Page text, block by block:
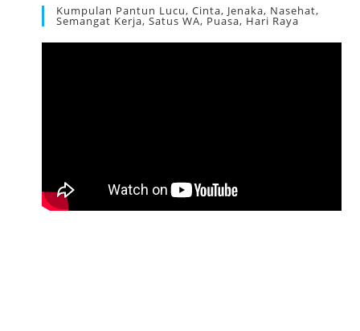
Kumpulan Pantun Lucu, Cinta, Jenaka, Nasehat,
Semangat Kerja, Satus WA, Puasa, Hari Raya